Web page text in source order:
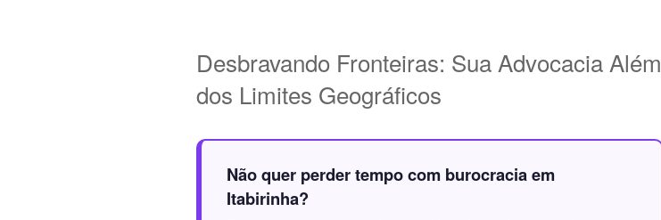
Desbravando Fronteiras: Sua Advocacia Além
dos Limites Geográficos
Não quer perder tempo com burocracia em
Itabirinha?